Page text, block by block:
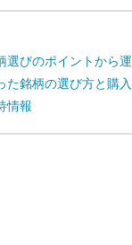
選びのポイントから
た銘柄の選び方と購
情報